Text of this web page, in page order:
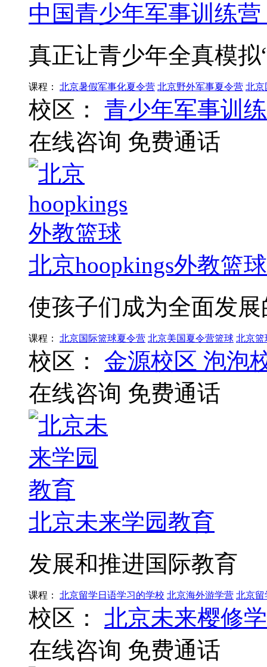
中国青少年军事训练
真正让青少年全真模拟
课程： 北京暑假军事化夏令营 北京野外军事夏令营 北京
校区：
青少年军事训
在线咨询 免费通话
北京hoopkings外教篮球
使孩子们成为全面发
课程： 北京国际篮球夏令营 北京美国夏令营篮球 北京篮
校区： 金源校区 泡泡
在线咨询 免费通话
北京未来学园教育
发展和推进国际教育
课程： 北京留学日语学习的学校 北京海外游学营 北京留
校区：
北京未来樱修
在线咨询 免费通话